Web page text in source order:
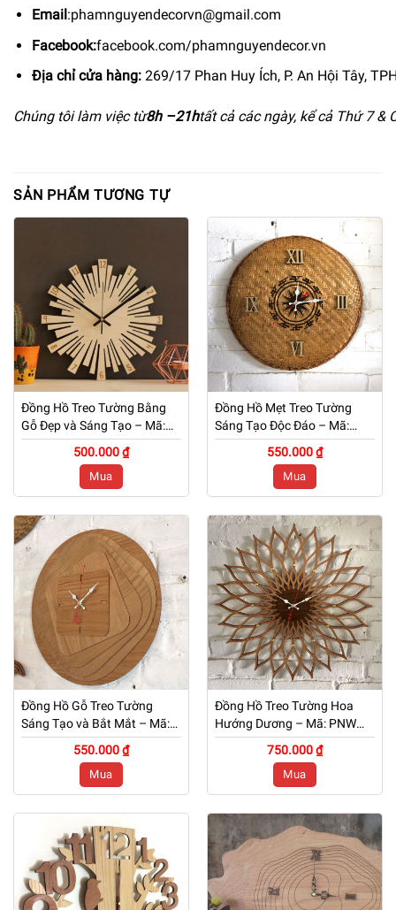
Email:phamnguyendecorvn@gmail.com
Facebook:facebook.com/phamnguyendecor.vn
Địa chỉ cửa hàng: 269/17 Phan Huy Ích, P. An Hội Tây,
Chúng tôi làm việc từ8h –21htất cả các ngày, kể cả Thứ 7 &
SẢN PHẨM TƯƠNG TỰ
Đồng Hồ Treo Tường Bằng
Gỗ Đẹp và Sáng Tạo – Mã:
PNW 051
500.000 ₫
Mua
Đồng Hồ Mẹt Treo Tường
Sáng Tạo Độc Đáo – Mã:
PNW 050
550.000 ₫
Mua
Đồng Hồ Gỗ Treo Tường
Sáng Tạo và Bắt Mắt – Mã:
PNW 049
550.000 ₫
Mua
Đồng Hồ Treo Tường Hoa
Hướng Dương – Mã: PNW
048
750.000 ₫
Mua